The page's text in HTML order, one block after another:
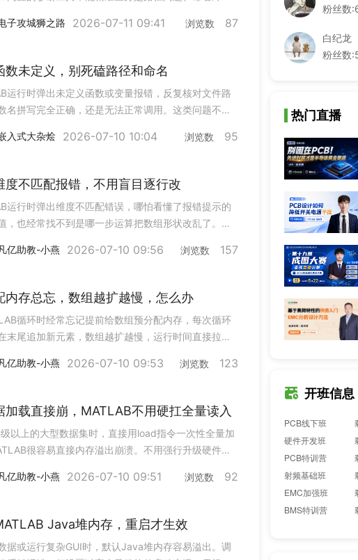
残留。1. 使用which命令定位在命令行输入which 函数
回具体文件路径，说明函数存在但可能因作用域无法
子攻城狮之路 2026-07-11 09:41 浏览数 87
数未定义，别死磕路径和命名
运行时弹出未定义函数或变量报错，反复核对文件路
名拼写完全正确，还是无法正常调用。这类问题不是
写错误，几个容易忽略的细节没处理好就会触发报
作区变量覆盖函数名之前运行代码生成的同名变量，
入式大杂烩 2026-07-10 10:04 浏览数 95
度不匹配报错，不用盲目逐行改
运行时弹出维度不匹配错误，哪怕看懂了报错提示的
，也经常找不到是哪一步运算把数组形状改乱了。不
对代码，按分层排查步骤走，几分钟就能定位并修复
关键节点插size检查在报错行之前的每一个关键运算
凡亿助教-小燕 2026-07-10 09:56 浏览数 157
内存总忘，数组越扩越慢，怎么办
循环时经常忘记提前给数组预分配内存，每次循环
末尾追加新元素，数组越扩越慢，运行时间直接拉长
用每次手动计算数组总长度，几个轻量方法就能避免
的性能损耗。1. 先定总长度再初始化提前算出循环的
凡亿助教-小燕 2026-07-10 09:53 浏览数 123
加载直接崩，MATLAB不用硬扛全量读入
以上的大型数据集时，直接用load指令一次性全量加
很容易直接内存溢出崩溃。不用强行升级硬件，
处理逻辑就能在有限内存下完成计算。1. 分块流式读
量load操作，改用datastore函数创建数据存储对
凡亿助教-小燕 2026-07-10 09:51 浏览数 92
Java堆内存，重启才生效
据或运行复杂GUI时，默认Java堆内存容易溢出。调
粉丝数
白纪龙
粉丝数
热门直播
开班信息
PCB弟子班
单片机开发班
ITOS特训班
信号仿真特训营
数字IC设计班
硬件弟子班
PCB线下班
硬件开发班
EMC加强班
嵌入式特训营
FPGA特训班
PCB弟子班
单片机开发班
ITOS特训班
信号仿真特训营